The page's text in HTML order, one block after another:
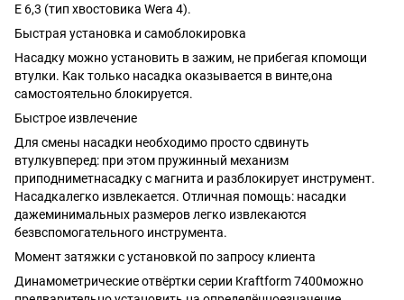
E 6,3 (тип хвостовика Wera 4).
Быстрая установка и самоблокировка
Насадку можно установить в зажим, не прибегая кпомощи
втулки. Как только насадка оказывается в винте,она
самостоятельно блокируется.
Быстрое извлечение
Для смены насадки необходимо просто сдвинуть
втулкувперед: при этом пружинный механизм
приподниметнасадку с магнита и разблокирует инструмент.
Насадкалегко извлекается. Отличная помощь: насадки
дажеминимальных размеров легко извлекаются
безвспомогательного инструмента.
Момент затяжки с установкой по запросу клиента
Динамометрические отвёртки серии Kraftform 7400можно